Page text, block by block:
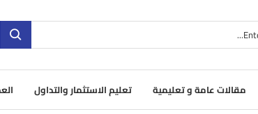
مقالات عامة و تعليمية تعليم الاستثمار والتداول